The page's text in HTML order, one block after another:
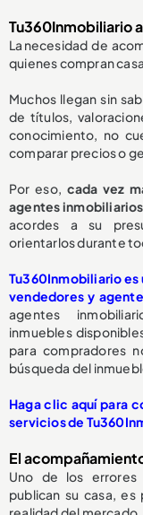
Tu360Inmobiliario
La necesidad de
quienes compran
Muchos llegan sin
de títulos,
conocimiento, no
comparar precios o
Por eso, cada vez
agentes inmobiliarios
acordes a su
orientarlos durante
Tu360Inmobiliario
vendedores y
agentes
inmuebles
para compradores
búsqueda del
Haga clic aquí para
servicios de
El
Uno de los errores
publican su casa,